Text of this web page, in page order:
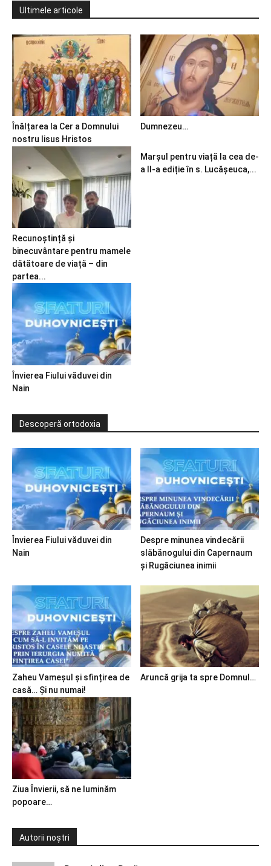
Ultimele articole
Înălțarea la Cer a Domnului
nostru Iisus Hristos
Dumnezeu…
Recunoștință și
binecuvântare pentru mamele
dătătoare de viață – din
partea...
Marșul pentru viață la cea de-
a II-a ediție în s. Lucășeuca,...
Învierea Fiului văduvei din
Nain
Descoperă ortodoxia
Învierea Fiului văduvei din
Nain
Despre minunea vindecării
slăbănogului din Capernaum
și Rugăciunea inimii
Zaheu Vameșul și sfințirea de
casă… Și nu numai!
Aruncă grija ta spre Domnul…
Ziua Învierii, să ne luminăm
popoare…
Autorii noștri